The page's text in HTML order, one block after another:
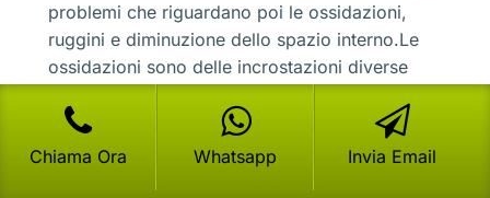
problemi che riguardano poi le ossidazioni,
ruggini e diminuzione dello spazio interno.Le
ossidazioni sono delle incrostazioni diverse
leghe ferrose. Solitamente hanno uno spessore
di pochissimi millimetri, ma giusto quanto basta
Chiama Ora Whatsapp Invia Email